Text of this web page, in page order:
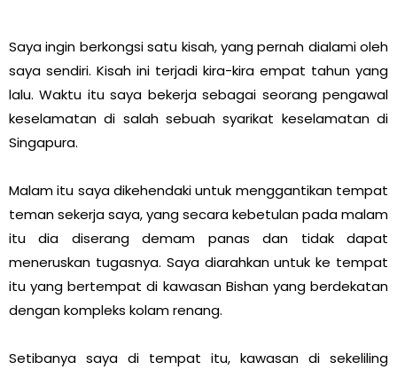
Saya ingin berkongsi satu kisah, yang pernah dialami oleh
saya sendiri. Kisah ini terjadi kira-kira empat tahun yang
lalu. Waktu itu saya bekerja sebagai seorang pengawal
keselamatan di salah sebuah syarikat keselamatan di
Singapura.
Malam itu saya dikehendaki untuk menggantikan tempat
teman sekerja saya, yang secara kebetulan pada malam
itu dia diserang demam panas dan tidak dapat
meneruskan tugasnya. Saya diarahkan untuk ke tempat
itu yang bertempat di kawasan Bishan yang berdekatan
dengan kompleks kolam renang.
Setibanya saya di tempat itu, kawasan di sekeliling